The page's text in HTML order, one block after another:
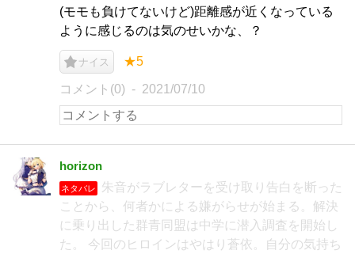
(モモも負けてないけど)距離感が近くなっている
ように感じるのは気のせいかな、？
ナイス ★5
コメント(0) 2021/07/10
horizon
ネタバレ
朱音がラブレターを受け取り告白を断った
ことから、何者かによる嫌がらせが始まる。解決
に乗り出した群青同盟は中学に潜入調査を開始し
た。 今回のヒロインはやはり蒼依。自分の気持ち